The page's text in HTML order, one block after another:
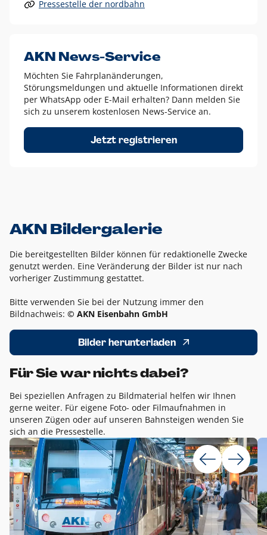
Alle anderen Logo-Varianten dürfen nur in Ausnahmefällen
Diese Ausnahmen sind zum Beispiel:
dem AKN Blau,
weißes Logo auf Fotohintergründen,
schwarzes Logo für reine Schwarz-Weiß-Umsetzungen
Um das Logo herum muss ein Schutzraum von jeweils einer
Höhe bzw. Breite des N aus AKN in alle Richtungen
Pressestelle der nordbahn
AKN News-Service
Möchten Sie Fahrplanänderungen,
Störungsmeldungen und aktuelle Informationen direkt
per WhatsApp oder E-Mail erhalten? Dann melden Sie
sich zu unserem kostenlosen News-Service an.
Jetzt registrieren
AKN Bildergalerie
Die bereitgestellten Bilder können für redaktionelle Zwecke
genutzt werden. Eine Veränderung der Bilder ist nur nach
vorheriger Zustimmung gestattet.
Bitte verwenden Sie bei der Nutzung immer den
Bildnachweis: © AKN Eisenbahn GmbH
Bilder herunterladen
Für Sie war nichts dabei?
Bei speziellen Anfragen zu Bildmaterial helfen wir Ihnen
gerne weiter. Für eigene Foto- oder Filmaufnahmen in
unseren Zügen oder auf unseren Bahnsteigen wenden Sie
sich an die Pressestelle.